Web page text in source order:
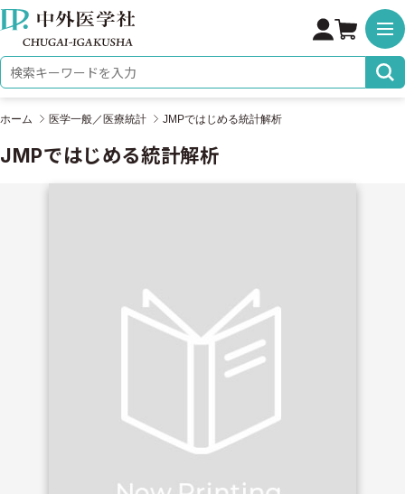
株式会社 中外医学社
検索キーワード
ホーム 医学一般／医療統計 JMPではじめる統計解析
JMPではじめる統計解析